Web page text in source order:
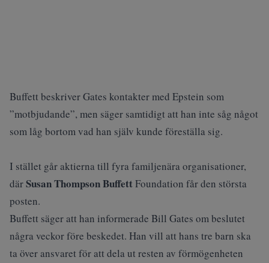
Buffett beskriver Gates kontakter med Epstein som
”motbjudande”, men säger samtidigt att han inte såg något
som låg bortom vad han själv kunde föreställa sig.
I stället går aktierna till fyra familjenära organisationer,
därSusan Thompson BuffettFoundation får den största
posten.
Buffett säger att han informerade Bill Gates om beslutet
några veckor före beskedet. Han vill att hans tre barn ska
ta över ansvaret för att dela ut resten av förmögenheten